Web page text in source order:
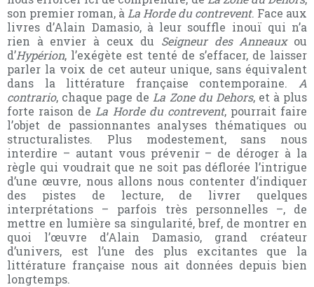
son premier roman, à La Horde du contrevent. Face aux
livres d’Alain Damasio, à leur souffle inouï qui n’a
rien à envier à ceux du Seigneur des Anneaux ou
d’Hypérion, l’exégète est tenté de s’effacer, de laisser
parler la voix de cet auteur unique, sans équivalent
dans la littérature française contemporaine. A
contrario, chaque page de La Zone du Dehors, et à plus
forte raison de La Horde du contrevent, pourrait faire
l’objet de passionnantes analyses thématiques ou
structuralistes. Plus modestement, sans nous
interdire – autant vous prévenir – de déroger à la
règle qui voudrait que ne soit pas déflorée l’intrigue
d’une œuvre, nous allons nous contenter d’indiquer
des pistes de lecture, de livrer quelques
interprétations – parfois très personnelles –, de
mettre en lumière sa singularité, bref, de montrer en
quoi l’œuvre d’Alain Damasio, grand créateur
d’univers, est l’une des plus excitantes que la
littérature française nous ait données depuis bien
longtemps.